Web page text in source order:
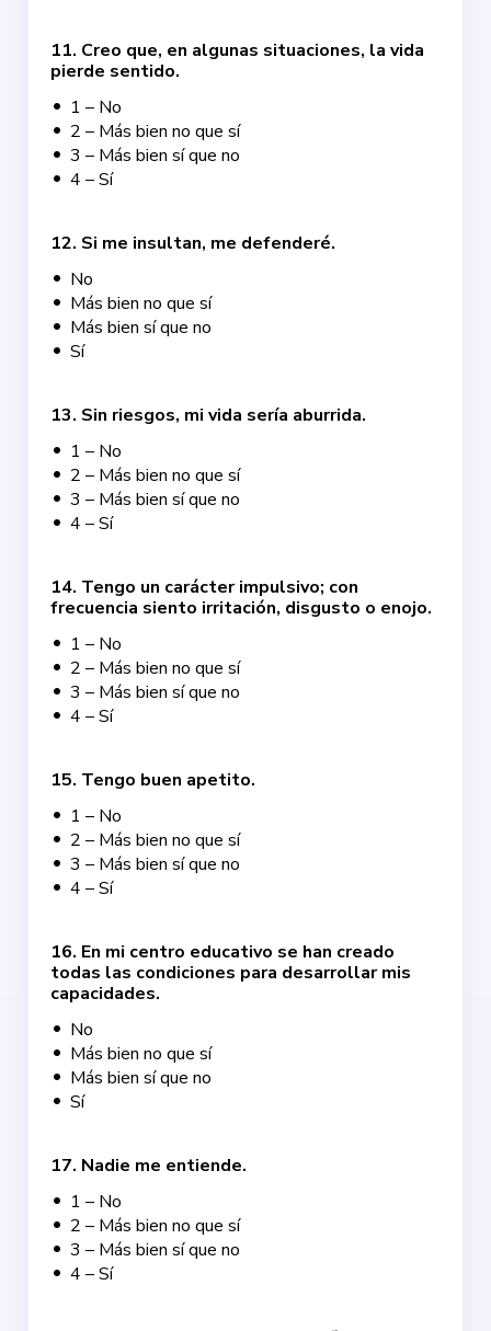
11. Creo que, en algunas situaciones, la vida
pierde sentido.
1 – No
2 – Más bien no que sí
3 – Más bien sí que no
4 – Sí
12. Si me insultan, me defenderé.
No
Más bien no que sí
Más bien sí que no
Sí
13. Sin riesgos, mi vida sería aburrida.
1 – No
2 – Más bien no que sí
3 – Más bien sí que no
4 – Sí
14. Tengo un carácter impulsivo; con
frecuencia siento irritación, disgusto o enojo.
1 – No
2 – Más bien no que sí
3 – Más bien sí que no
4 – Sí
15. Tengo buen apetito.
1 – No
2 – Más bien no que sí
3 – Más bien sí que no
4 – Sí
16. En mi centro educativo se han creado
todas las condiciones para desarrollar mis
capacidades.
No
Más bien no que sí
Más bien sí que no
Sí
17. Nadie me entiende.
1 – No
2 – Más bien no que sí
3 – Más bien sí que no
4 – Sí